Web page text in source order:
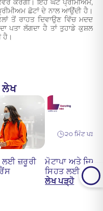
ਕਰੇਗੀ। ਇਹ ਘੱਟ ਪ੍ਰੀਮੀਅਮ,
ਛੋਟਾਂ ਦੇ ਨਾਲ ਆਉਂਦੀ ਹੈ।
ਤੋਂ ਰਾਹਤ ਦਿਵਾਉਣ ਵਿੱਚ ਮਦਦ
ਪਤਾ ਲੱਗਦਾ ਹੈ ਤਾਂ ਤੁਹਾਡੇ ਕੁਸ਼ਲ
ਹੈ।
ਲੇਖ
ਲਈ ਜ਼ਰੂਰੀ
੨੦ ਮਿੰਟ ਪੜ੍ਹੇ
ਮੋਟਾਪਾ ਅਤੇ
ਸਿਹਤ ਲਈ ਜੋਖਮ
ਲੇਖ ਪੜ੍ਹੋ